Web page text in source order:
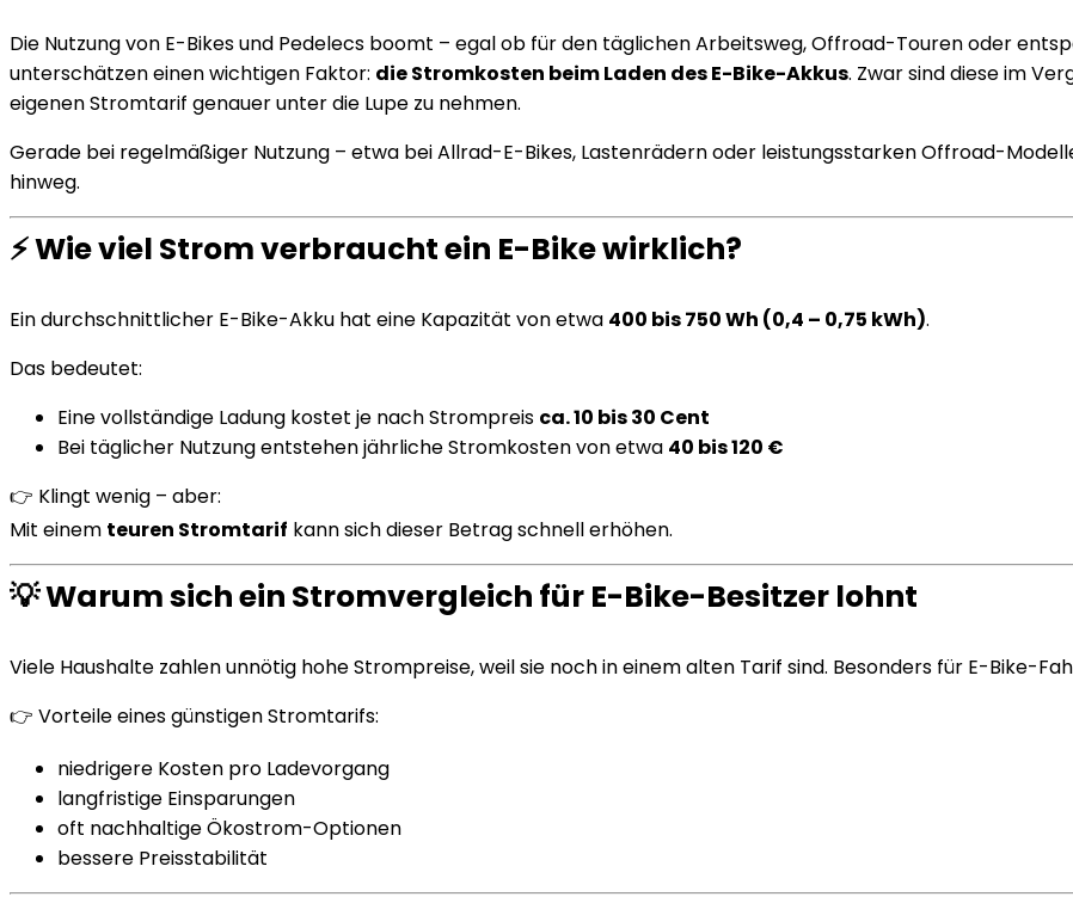
Die Nutzung von E-Bikes und Pedelecs boomt – egal ob für den täglichen Arbeitsweg, Offroad-Touren oder
unterschätzen einen wichtigen Faktor: die Stromkosten beim Laden des E-Bike-Akkus. Zwar sind diese im
eigenen Stromtarif genauer unter die Lupe zu nehmen.
Gerade bei regelmäßiger Nutzung – etwa bei Allrad-E-Bikes, Lastenrädern oder leistungsstarken Offroad-
hinweg.
⚡ Wie viel Strom verbraucht ein E-Bike wirklich?
Ein durchschnittlicher E-Bike-Akku hat eine Kapazität von etwa 400 bis 750 Wh (0,4 – 0,75 kWh).
Das bedeutet:
Eine vollständige Ladung kostet je nach Strompreis ca. 10 bis 30 Cent
Bei täglicher Nutzung entstehen jährliche Stromkosten von etwa 40 bis 120 €
👉 Klingt wenig – aber:
Mit einem teuren Stromtarif kann sich dieser Betrag schnell erhöhen.
💡 Warum sich ein Stromvergleich für E-Bike-Besitzer lohnt
Viele Haushalte zahlen unnötig hohe Strompreise, weil sie noch in einem alten Tarif sind. Besonders für E-Bike-
👉 Vorteile eines günstigen Stromtarifs:
niedrigere Kosten pro Ladevorgang
langfristige Einsparungen
oft nachhaltige Ökostrom-Optionen
bessere Preisstabilität